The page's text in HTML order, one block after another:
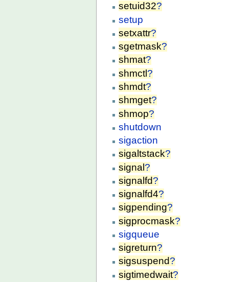
setuid32?
setup
setxattr?
sgetmask?
shmat?
shmctl?
shmdt?
shmget?
shmop?
shutdown
sigaction
sigaltstack?
signal?
signalfd?
signalfd4?
sigpending?
sigprocmask?
sigqueue
sigreturn?
sigsuspend?
sigtimedwait?